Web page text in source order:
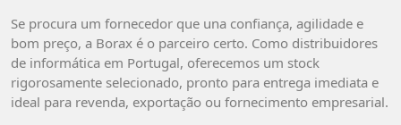
Se procura um fornecedor que una confiança, agilidade e
bom preço, a Borax é o parceiro certo. Como distribuidores
de informática em Portugal, oferecemos um stock
rigorosamente selecionado, pronto para entrega imediata e
ideal para revenda, exportação ou fornecimento empresarial.